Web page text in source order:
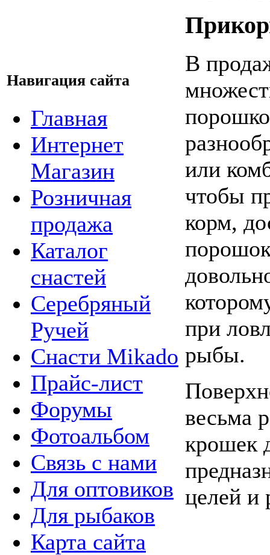
Навигация сайта
Главная
Интернет
Магазин
Розничная
продажа
Каталог
снастей
Серебряный
Ручей
Снасти Mikado
Прайс-лист
Форумы
Фотоальбом
Связь с нами
Для оптовиков
Для рыбаков
Карта сайта
В
или
чтобы
корм,
при
рыбы.
весьма
крошек
целей и